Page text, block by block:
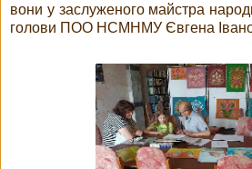
вони у заслуженого майстра
голови ПОО НСМНМУ Євгена